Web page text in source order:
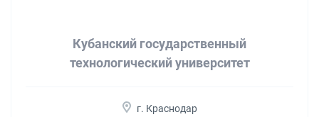
Кубанский государственный
технологический университет
г. Краснодар